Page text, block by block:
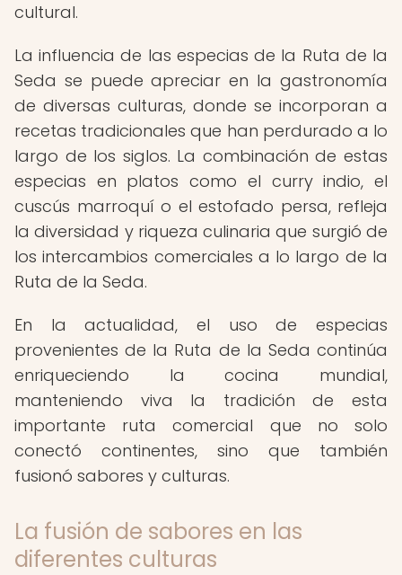
cultural.
La influencia de las especias de la Ruta de la
Seda se puede apreciar en la gastronomía
de diversas culturas, donde se incorporan a
recetas tradicionales que han perdurado a lo
largo de los siglos. La combinación de estas
especias en platos como el curry indio, el
cuscús marroquí o el estofado persa, refleja
la diversidad y riqueza culinaria que surgió de
los intercambios comerciales a lo largo de la
Ruta de la Seda.
En la actualidad, el uso de especias
provenientes de la Ruta de la Seda continúa
enriqueciendo la cocina mundial,
manteniendo viva la tradición de esta
importante ruta comercial que no solo
conectó continentes, sino que también
fusionó sabores y culturas.
La fusión de sabores en las
diferentes culturas